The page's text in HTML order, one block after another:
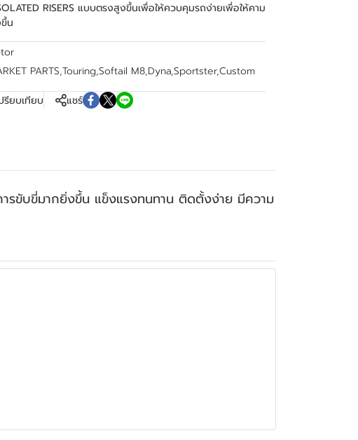
RISERS แบบตรงสูงขึ้นเพื่อให้ควบคุมรถง่ายเพื่อให้คาม
น
PARTS,Touring,Softail M8,Dyna,Sportster,Custom
รียบเทียบ แชร์
ารขับขี่มากยิ่งขึ้น แข็งแรงทนทาน ติดตั้งง่าย มีความ